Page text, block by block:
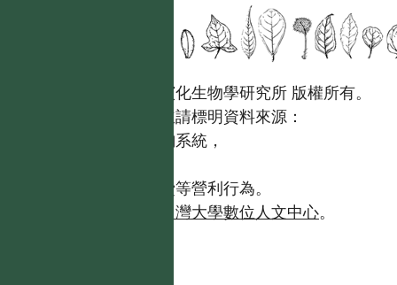
國立台灣大學生態學與演化生物學研究所 版權所有。
歡迎引用本網站資料，並請標明資料來源：
【台灣植物資訊整合查詢系統，
且不得有收取資料查詢費等營利行為。
台灣大學數位人文中心。